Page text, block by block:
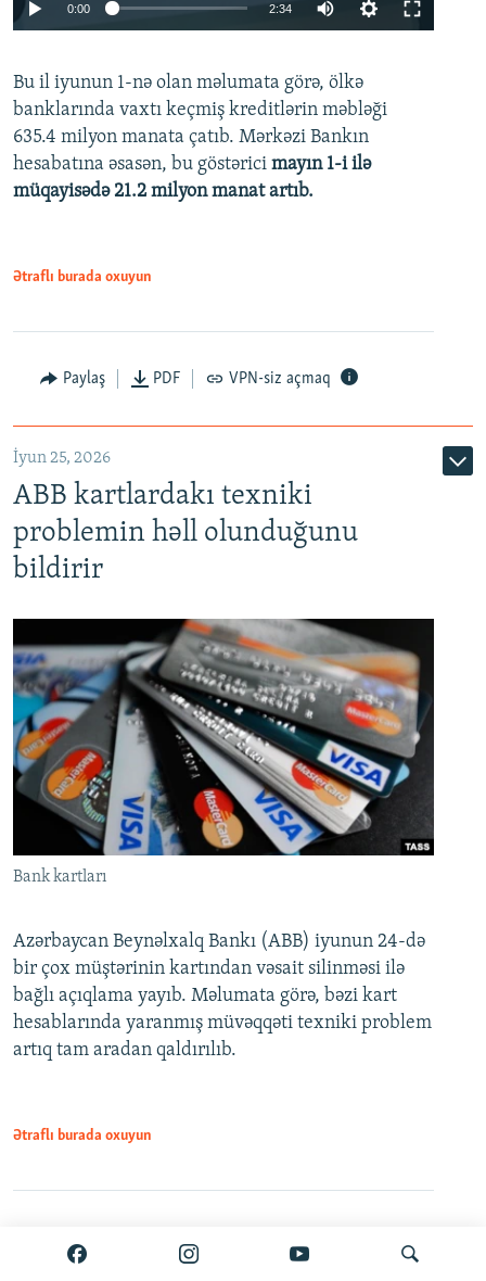
Auto 240p 360p 480p
720p 1080p
0:00 2:34
360p
480p
720p
Bu il iyunun 1-nə olan məlumata görə, ölkə
banklarında vaxtı keçmiş kreditlərin məbləği
635.4 milyon manata çatıb. Mərkəzi Bankın
hesabatına əsasən, bu göstərici mayın 1-i ilə
müqayisədə 21.2 milyon manat artıb.
Ətraflı burada oxuyun
Paylaş PDF VPN-siz açmaq
İyun 25, 2026
ABB kartlardakı texniki
problemin həll olunduğunu
bildirir
Bank kartları
Azərbaycan Beynəlxalq Bankı (ABB) iyunun 24-də
bir çox müştərinin kartından vəsait silinməsi ilə
bağlı açıqlama yayıb. Məlumata görə, bəzi kart
hesablarında yaranmış müvəqqəti texniki problem
artıq tam aradan qaldırılıb.
Ətraflı burada oxuyun